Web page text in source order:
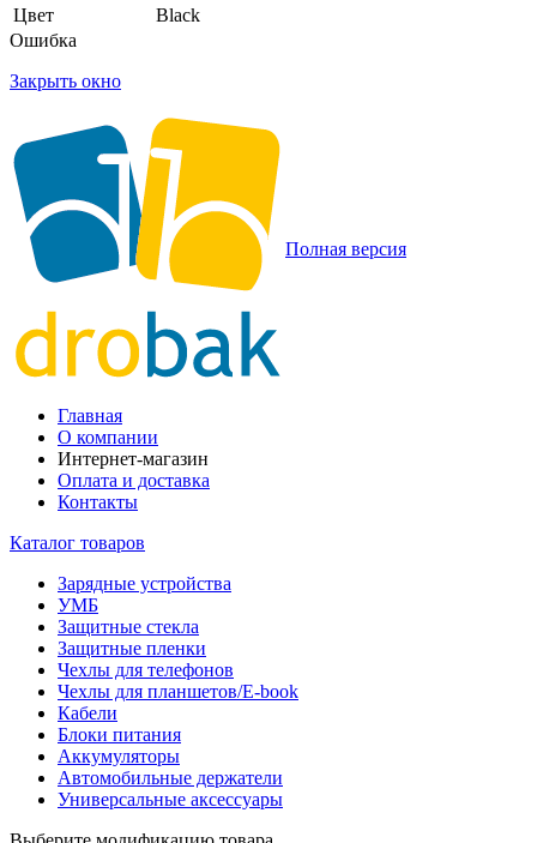
Цвет
Black
Ошибка
Закрыть окно
Полная версия
Главная
О компании
Интернет-магазин
Оплата и доставка
Контакты
Каталог товаров
Зарядные устройства
УМБ
Защитные стекла
Защитные пленки
Чехлы для телефонов
Чехлы для планшетов/E-book
Кабели
Блоки питания
Аккумуляторы
Автомобильные держатели
Универсальные аксессуары